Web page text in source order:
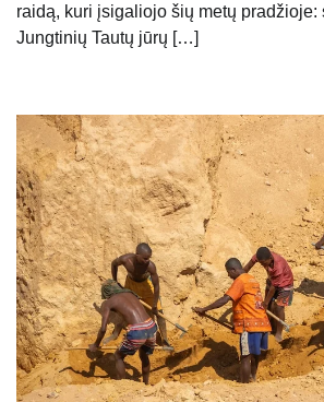
raidą, kuri įsigaliojo šių metų pradžioje:
Jungtinių Tautų jūrų […]